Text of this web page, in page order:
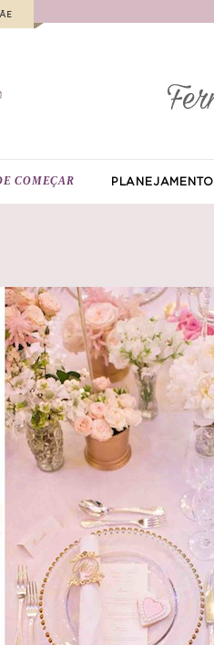
COMEÇAR PLANEJAMENTO